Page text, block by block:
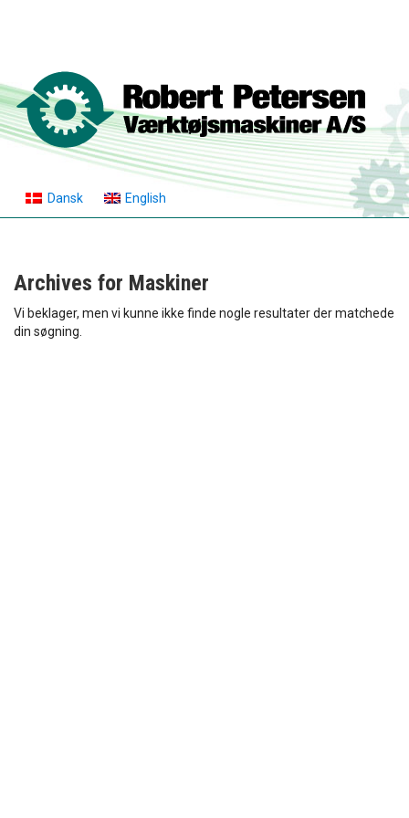
Dansk English
Archives for Maskiner
Vi beklager, men vi kunne ikke finde nogle resultater der matchede
din søgning.